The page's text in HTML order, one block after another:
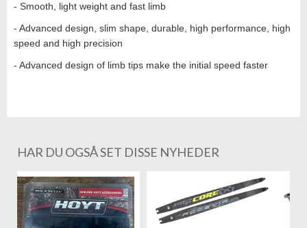
- Smooth, light weight and fast limb
- Advanced design, slim shape, durable, high performance, high
speed and high precision
- Advanced design of limb tips make the initial speed faster
HAR DU OGSÅ SET DISSE NYHEDER